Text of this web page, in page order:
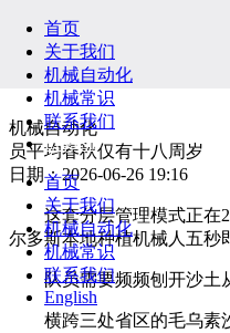
首页
关于我们
机械自动化
机械常识
联系我们
English
首页
关于我们
机械自动化
机械常识
联系我们
English
机械自动化
员平均春秋仅有十八周岁
日期：2026-06-26 19:16
这套分层管理模式正在
尔多斯本地种植机械人五秒
队员需要频频刨开沙土从
横跨三处省区的毛乌素沙